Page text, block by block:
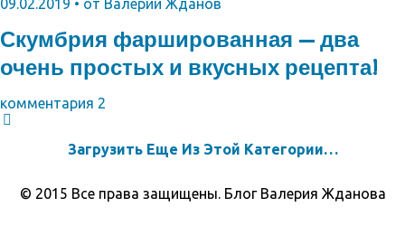
09.02.2019 • от Валерий Жданов
Скумбрия фаршированная — два
очень простых и вкусных рецепта!
комментария 2
Загрузить Еще Из Этой Категории…
© 2015 Все права защищены. Блог Валерия Жданова